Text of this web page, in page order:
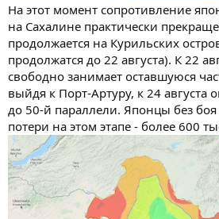
На этот момент сопротивление
на Сахалине практически
продолжается на Курильских
продолжатся до 22 августа). К 22
свободно занимает оставшуюся
выйдя к Порт-Артуру, к 24 августа
до 50-й параллели. Японцы без
потери на этом этапе - более 600